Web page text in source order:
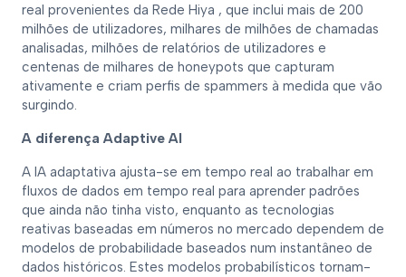
real provenientes da Rede Hiya , que inclui mais de 200
milhões de utilizadores, milhares de milhões de chamadas
analisadas, milhões de relatórios de utilizadores e
centenas de milhares de honeypots que capturam
ativamente e criam perfis de spammers à medida que vão
surgindo.
A diferença Adaptive AI
A IA adaptativa ajusta-se em tempo real ao trabalhar em
fluxos de dados em tempo real para aprender padrões
que ainda não tinha visto, enquanto as tecnologias
reativas baseadas em números no mercado dependem de
modelos de probabilidade baseados num instantâneo de
dados históricos. Estes modelos probabilísticos tornam-